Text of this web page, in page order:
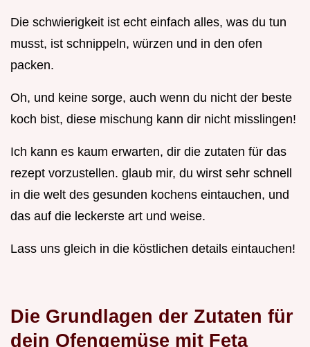
Die schwierigkeit ist echt einfach alles, was du tun
musst, ist schnippeln, würzen und in den ofen
packen.
Oh, und keine sorge, auch wenn du nicht der beste
koch bist, diese mischung kann dir nicht misslingen!
Ich kann es kaum erwarten, dir die zutaten für das
rezept vorzustellen. glaub mir, du wirst sehr schnell
in die welt des gesunden kochens eintauchen, und
das auf die leckerste art und weise.
Lass uns gleich in die köstlichen details eintauchen!
Die Grundlagen der Zutaten für
dein Ofengemüse mit Feta